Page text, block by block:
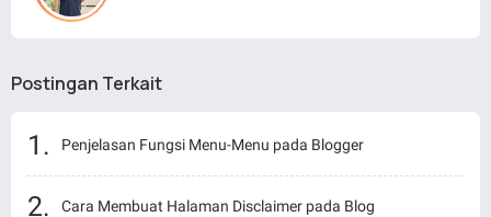
Postingan Terkait
Penjelasan Fungsi Menu-Menu pada Blogger
Cara Membuat Halaman Disclaimer pada Blog